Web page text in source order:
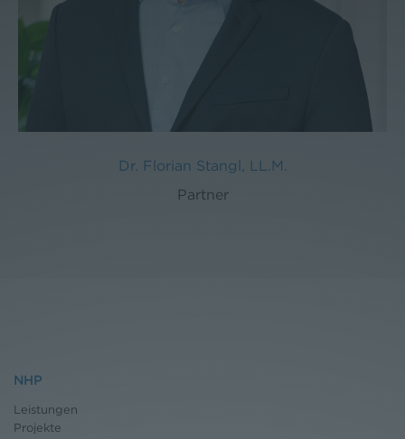
Dr. Florian Stangl, LL.M.
Partner
NHP
Leistungen
Projekte